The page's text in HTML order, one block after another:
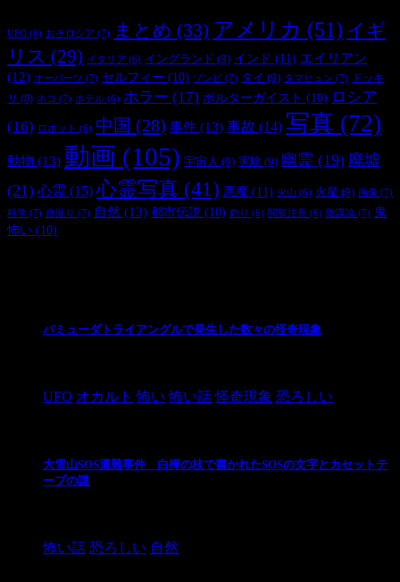
UFO (6) おそロシア (7) まとめ (33) アメリカ (51) イギ
リス (29) イタリア (6) イングランド (9) インド (11) エイリアン
(12) オーパーツ (7) セルフィー (10) ゾンビ (7) タイ (9) タマヒュン (7)
ドッキ
リ (8) ネコ (7) ホテル (6) ホラー (17) ポルターガイスト (10) ロシア
(16)
ロボット (6) 中国 (28) 事件 (13) 事故 (14) 写真 (72)
動物 (13) 動画 (105) 宇宙人 (9) 実験 (9) 幽霊 (19) 廃墟
(21) 心霊 (15) 心霊写真 (41) 悪魔 (11) 火山 (6) 火星 (9) 画像 (7)
科学 (7) 自撮り (7) 自然 (13) 都市伝説 (10) 釣り (6) 閲覧注意 (6) 陰謀論 (7) 鬼
怖い (10)
バミューダトライアングルで発生した数々の怪奇現象
UFO オカルト 怖い 怖い話 怪奇現象 恐ろしい
大雪山SOS遭難事件 白樺の枝で書かれたSOSの文字とカセットテ
ープの謎
怖い話 恐ろしい 自然